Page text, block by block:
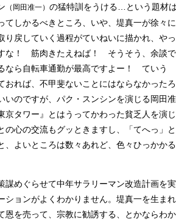
（岡田准一） の猛特訓をうける…という題材
てしかるべきところ、いや、堤真一が徐々に
り戻していく過程がていねいに描かれ、やっ
な！ 筋肉きたえねば！ そうそう、余談で
なら自転車通勤が最高ですよー！ ていう
おれば、不甲斐ないことにはならなかったろ
のですが、パク・スンシンを演じる岡田准
京タワー』とはうってかわった貧乏人を演じ
の心の交流もグッときますし、「てへっ」と
よいところは数々あれど、色々ひっかかる
めぐらせて中年サラリーマン改造計画を実
ションがよくわかりません。堤真一を生まれ
恩を売って、宗教に勧誘する、とかならわか